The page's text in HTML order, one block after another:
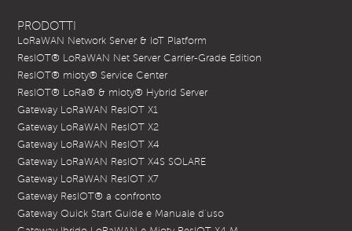
PRODOTTI
LoRaWAN Network Server & IoT Platform
ResIOT® LoRaWAN Net Server Carrier-Grade Edition
ResIOT® mioty® Service Center
ResIOT® LoRa® & mioty® Hybrid Server
Gateway LoRaWAN ResIOT X1
Gateway LoRaWAN ResIOT X2
Gateway LoRaWAN ResIOT X4
Gateway LoRaWAN ResIOT X4S SOLARE
Gateway LoRaWAN ResIOT X7
Gateway ResIOT® a confronto
Gateway Quick Start Guide e Manuale d’uso